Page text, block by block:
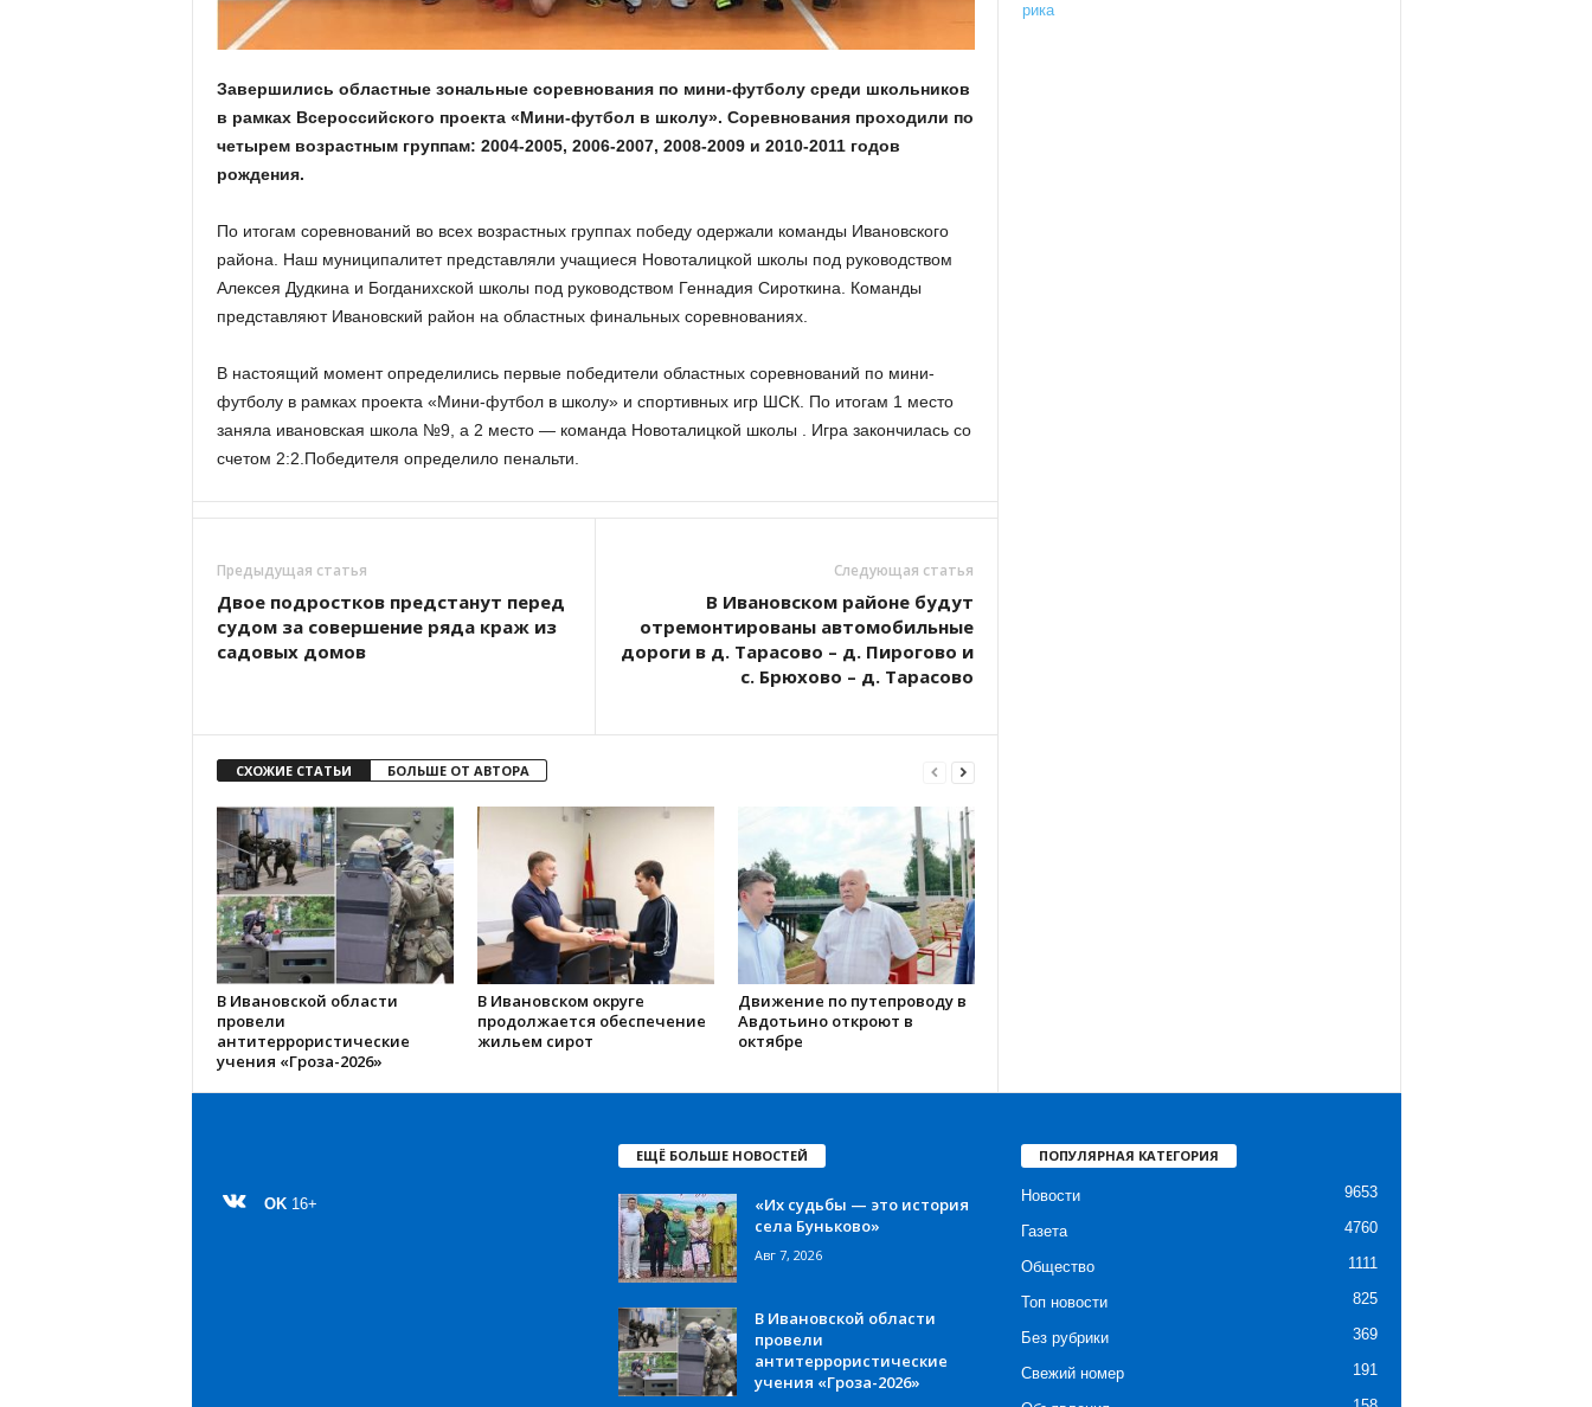
Завершились областные зональные соревнования по мини-футболу среди школьников
в рамках Всероссийского проекта «Мини-футбол в школу». Соревнования проходили по
четырем возрастным группам: 2004-2005, 2006-2007, 2008-2009 и 2010-2011 годов
рождения.
По итогам соревнований во всех возрастных группах победу одержали команды Ивановского
района. Наш муниципалитет представляли учащиеся Новоталицкой школы под руководством
Алексея Дудкина и Богданихской школы под руководством Геннадия Сироткина. Команды
представляют Ивановский район на областных финальных соревнованиях.
В настоящий момент определились первые победители областных соревнований по мини-
футболу в рамках проекта «Мини-футбол в школу» и спортивных игр ШСК. По итогам 1 место
заняла ивановская школа №9, а 2 место — команда Новоталицкой школы . Игра закончилась со
счетом 2:2.Победителя определило пенальти.
Предыдущая статья
Двое подростков предстанут перед
судом за совершение ряда краж из
садовых домов
Следующая статья
В Ивановском районе будут
отремонтированы автомобильные
дороги в д. Тарасово – д. Пирогово и
с. Брюхово – д. Тарасово
СХОЖИЕ СТАТЬИ БОЛЬШЕ ОТ АВТОРА
В Ивановской области
провели
антитеррористические
учения «Гроза-2026»
В Ивановском округе
продолжается обеспечение
жильем сирот
Движение по путепроводу в
Авдотьино откроют в
октябре
OK 16+
ЕЩЁ БОЛЬШЕ НОВОСТЕЙ
«Их судьбы — это история
села Буньково»
Авг 7, 2026
В Ивановской области
провели
антитеррористические
учения «Гроза-2026»
ПОПУЛЯРНАЯ КАТЕГОРИЯ
Новости 9653
Газета 4760
Общество 1111
Топ новости 825
Без рубрики 369
Свежий номер 191